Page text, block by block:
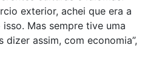
exterior, achei que era a
Mas sempre tive uma
assim, com economia”,